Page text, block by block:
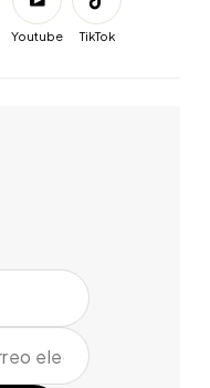
Youtube TikTok